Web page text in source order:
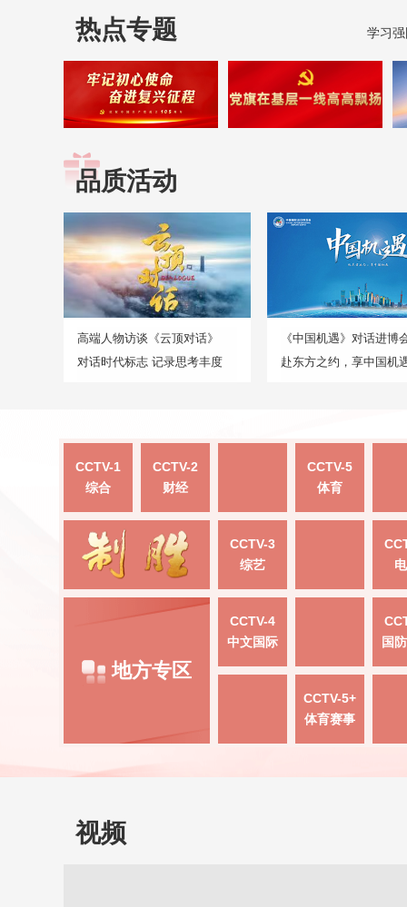
热点专题 学习
品质活动
高端人物访谈《云顶对话》
对话时代标志 记录思考丰度
《中国机遇》对话进博
赴东方之约，享中国机
CCTV-1
综合
CCTV-2
财经
CCTV-5
体育
CCTV-3
综艺
地方专区
CCTV-4
中文国际
国
CCTV-5+
体育赛事
视频